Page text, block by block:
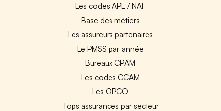
Les codes APE / NAF
Base des métiers
Les assureurs partenaires
Le PMSS par année
Bureaux CPAM
Les codes CCAM
Les OPCO
Tops assurances par secteur